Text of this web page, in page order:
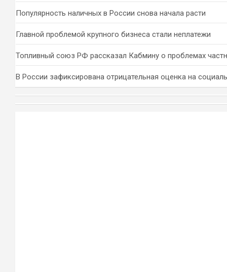
Популярность наличных в России снова начала расти
Главной проблемой крупного бизнеса стали неплатежи
Топливный союз РФ рассказал Кабмину о проблемах
В России зафиксирована отрицательная оценка на